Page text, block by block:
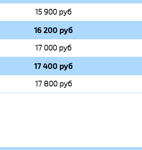
15 900 руб
16 200 руб
17 000 руб
17 400 руб
17 800 руб